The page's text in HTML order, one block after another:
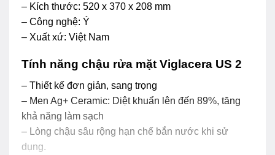
– Kích thước: 520 x 370 x 208 mm
– Công nghệ: Ý
– Xuất xứ: Việt Nam
Tính năng chậu rửa mặt Viglacera US 2
– Thiết kế đơn giản, sang trọng
– Men Ag+ Ceramic: Diệt khuẩn lên đến 89%, tăng
khả năng làm sạch
– Lòng chậu sâu rộng hạn chế bắn nước khi sử
dụng.